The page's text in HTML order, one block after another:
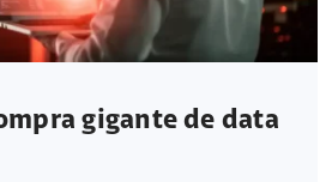
gigante de data